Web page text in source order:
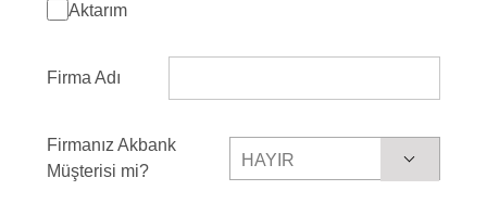
Aktarım
Firma Adı
Firmanız Akbank
Müşterisi mi?
HAYIR